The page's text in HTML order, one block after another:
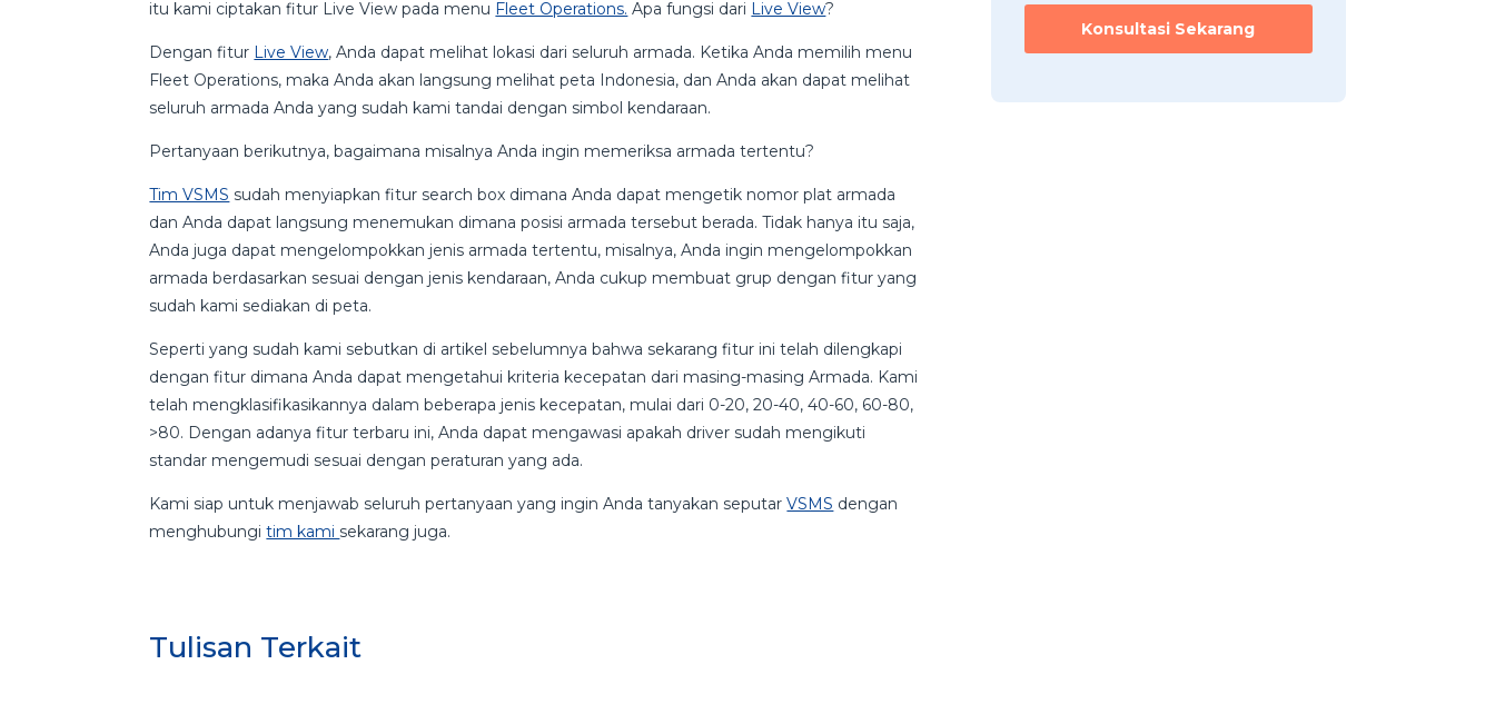
itu kami ciptakan fitur Live View pada menu Fleet Operations. Apa fungsi dari Live View?
Dengan fitur Live View, Anda dapat melihat lokasi dari seluruh armada. Ketika Anda memilih menu
Fleet Operations, maka Anda akan langsung melihat peta Indonesia, dan Anda akan dapat melihat
seluruh armada Anda yang sudah kami tandai dengan simbol kendaraan.
Pertanyaan berikutnya, bagaimana misalnya Anda ingin memeriksa armada tertentu?
Tim VSMS sudah menyiapkan fitur search box dimana Anda dapat mengetik nomor plat armada
dan Anda dapat langsung menemukan dimana posisi armada tersebut berada. Tidak hanya itu saja,
Anda juga dapat mengelompokkan jenis armada tertentu, misalnya, Anda ingin mengelompokkan
armada berdasarkan sesuai dengan jenis kendaraan, Anda cukup membuat grup dengan fitur yang
sudah kami sediakan di peta.
Seperti yang sudah kami sebutkan di artikel sebelumnya bahwa sekarang fitur ini telah dilengkapi
dengan fitur dimana Anda dapat mengetahui kriteria kecepatan dari masing-masing Armada. Kami
telah mengklasifikasikannya dalam beberapa jenis kecepatan, mulai dari 0-20, 20-40, 40-60, 60-80,
>80. Dengan adanya fitur terbaru ini, Anda dapat mengawasi apakah driver sudah mengikuti
standar mengemudi sesuai dengan peraturan yang ada.
Kami siap untuk menjawab seluruh pertanyaan yang ingin Anda tanyakan seputarVSMS dengan
menghubungitim kamisekarang juga.
Konsultasi Sekarang
Tulisan Terkait